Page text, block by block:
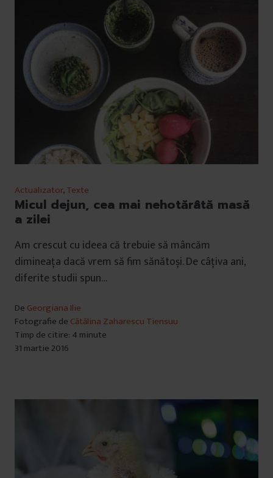
Actualizator,Texte
Micul dejun, cea mai nehotărâtă masă
a zilei
Am crescut cu ideea că trebuie să mâncăm
dimineața dacă vrem să fim sănătoși. De câțiva ani,
diferite studii spun…
De Georgiana Ilie
Fotografie de Cătălina Zaharescu Tiensuu
Timp de citire: 4 minute
31 martie 2016